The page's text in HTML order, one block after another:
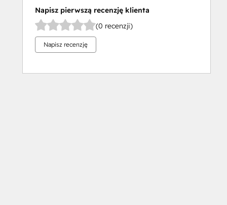
Napisz pierwszą recenzję klienta
(0 recenzji)
Napisz recenzję